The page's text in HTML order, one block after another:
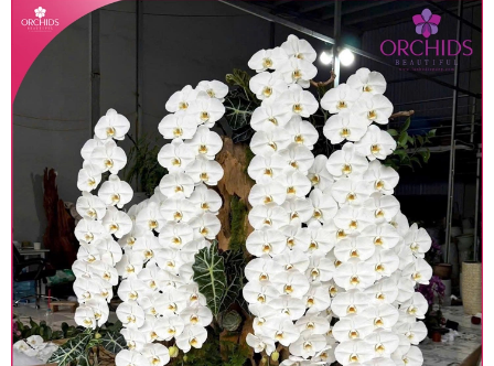
Lưu ý trước khi đặt hàng
• Về cây hoa: Một chậu hoa lan hồ điệp đẹp và
hoàn chỉnh sẽ được phối ghép từ nhiều cây hoa
và tạo dáng hoàn toàn thủ công nên có thể sẽ
khác nhau đôi chút giữa sản phẩm thực tế và